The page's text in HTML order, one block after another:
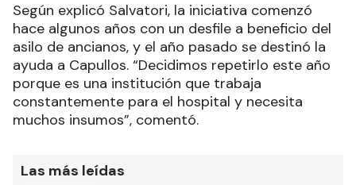
Según explicó Salvatori, la iniciativa comenzó
hace algunos años con un desfile a beneficio del
asilo de ancianos, y el año pasado se destinó la
ayuda a Capullos. “Decidimos repetirlo este año
porque es una institución que trabaja
constantemente para el hospital y necesita
muchos insumos”, comentó.
Las más leídas